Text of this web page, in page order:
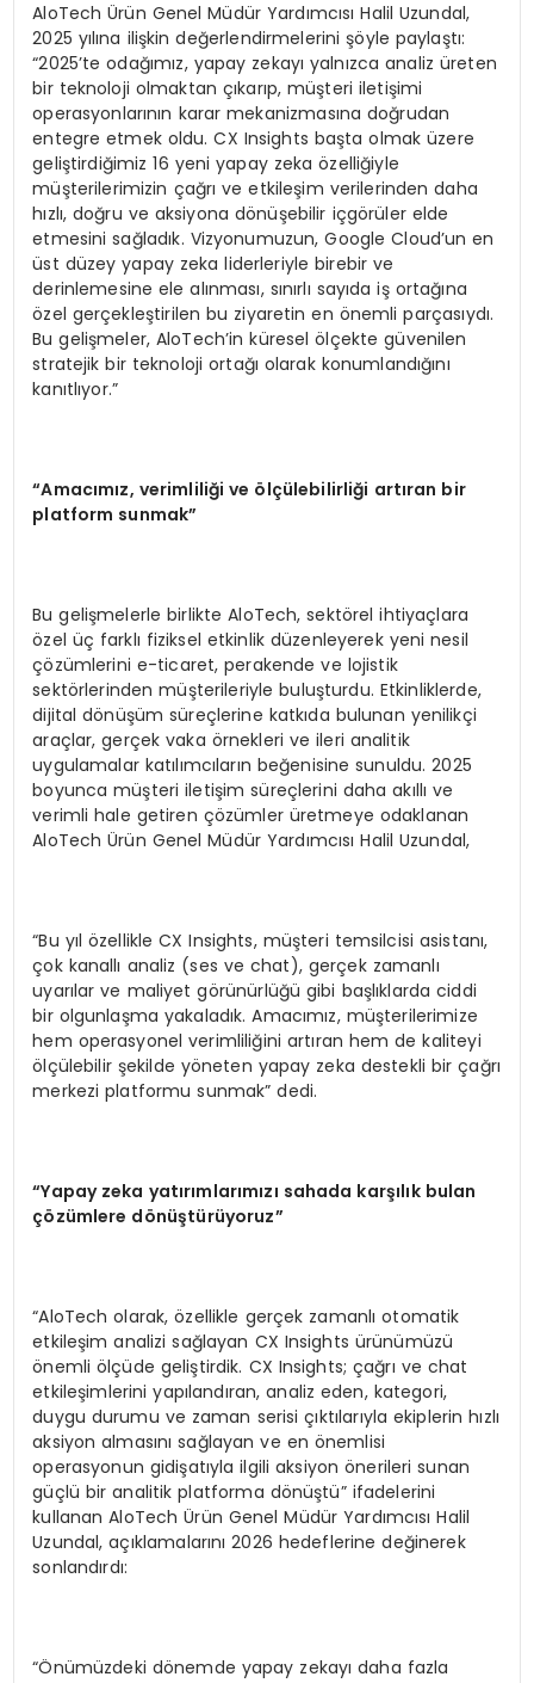
AloTech Ürün Genel Müdür Yardımcısı Halil Uzundal,
2025 yılına ilişkin değerlendirmelerini şöyle paylaştı:
“2025’te odağımız, yapay zekayı yalnızca analiz üreten
bir teknoloji olmaktan çıkarıp, müşteri iletişimi
operasyonlarının karar mekanizmasına doğrudan
entegre etmek oldu. CX Insights başta olmak üzere
geliştirdiğimiz 16 yeni yapay zeka özelliğiyle
müşterilerimizin çağrı ve etkileşim verilerinden daha
hızlı, doğru ve aksiyona dönüşebilir içgörüler elde
etmesini sağladık. Vizyonumuzun, Google Cloud’un en
üst düzey yapay zeka liderleriyle birebir ve
derinlemesine ele alınması, sınırlı sayıda iş ortağına
özel gerçekleştirilen bu ziyaretin en önemli parçasıydı.
Bu gelişmeler, AloTech’in küresel ölçekte güvenilen
stratejik bir teknoloji ortağı olarak konumlandığını
kanıtlıyor.”
“Amacımız, verimliliği ve ölçülebilirliği artıran bir
platform sunmak”
Bu gelişmelerle birlikte AloTech, sektörel ihtiyaçlara
özel üç farklı fiziksel etkinlik düzenleyerek yeni nesil
çözümlerini e-ticaret, perakende ve lojistik
sektörlerinden müşterileriyle buluşturdu. Etkinliklerde,
dijital dönüşüm süreçlerine katkıda bulunan yenilikçi
araçlar, gerçek vaka örnekleri ve ileri analitik
uygulamalar katılımcıların beğenisine sunuldu. 2025
boyunca müşteri iletişim süreçlerini daha akıllı ve
verimli hale getiren çözümler üretmeye odaklanan
AloTech Ürün Genel Müdür Yardımcısı Halil Uzundal,
“Bu yıl özellikle CX Insights, müşteri temsilcisi asistanı,
çok kanallı analiz (ses ve chat), gerçek zamanlı
uyarılar ve maliyet görünürlüğü gibi başlıklarda ciddi
bir olgunlaşma yakaladık. Amacımız, müşterilerimize
hem operasyonel verimliliğini artıran hem de kaliteyi
ölçülebilir şekilde yöneten yapay zeka destekli bir çağrı
merkezi platformu sunmak” dedi.
“Yapay zeka yatırımlarımızı sahada karşılık bulan
çözümlere dönüştürüyoruz”
“AloTech olarak, özellikle gerçek zamanlı otomatik
etkileşim analizi sağlayan CX Insights ürünümüzü
önemli ölçüde geliştirdik. CX Insights; çağrı ve chat
etkileşimlerini yapılandıran, analiz eden, kategori,
duygu durumu ve zaman serisi çıktılarıyla ekiplerin hızlı
aksiyon almasını sağlayan ve en önemlisi
operasyonun gidişatıyla ilgili aksiyon önerileri sunan
güçlü bir analitik platforma dönüştü” ifadelerini
kullanan AloTech Ürün Genel Müdür Yardımcısı Halil
Uzundal, açıklamalarını 2026 hedeflerine değinerek
sonlandırdı:
“Önümüzdeki dönemde yapay zekayı daha fazla